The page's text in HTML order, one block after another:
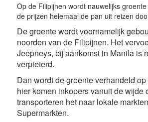
Op de Filipijnen wordt nauwelijks
de prijzen helemaal de pan uit reizen
De groente wordt voornamelijk
noorden van de Filipijnen. Het
Jeepneys, bij aankomst in Manila is
verpieterd.
Dan wordt de groente verhandeld
hier komen inkopers vanuit de wijde
transporteren het naar lokale
Supermarkten.